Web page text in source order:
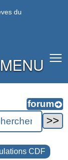
du
MENU
CDF